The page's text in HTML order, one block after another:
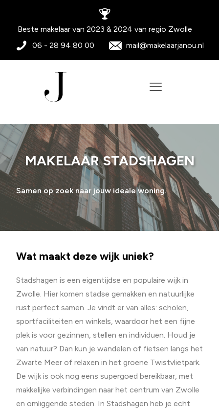
Beste makelaar van 2023 & 2024 van regio Zwolle
06 - 28 94 80 00
mail@makelaarjanou.nl
MAKELAAR STADSHAGEN
Samen op zoek naar jouw ideale woning.
Wat maakt deze wijk uniek?
Stadshagen is een eigentijdse en populaire wijk in
Zwolle. Hier komen stadse gemakken en natuurlijke
rust perfect samen. Je vindt er van alles: scholen,
sportfaciliteiten en winkels, waardoor het een fijne
plek is voor gezinnen, stellen en individuen. Houd je
van natuur? Dan kun je wandelen of fietsen langs het
Zwarte Meer of relaxen in het groene Twistvlietpark.
De wijk is ook nog eens supergoed bereikbaar, met
makkelijke verbindingen naar het centrum van Zwolle
en omliggende steden. In Stadshagen heb je echt